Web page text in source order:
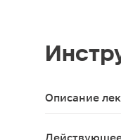
Описание